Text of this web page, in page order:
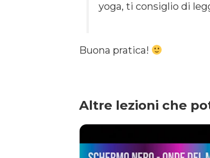
yoga, ti consiglio di
Buona pratica!
Altre lezioni che